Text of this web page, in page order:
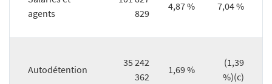
agents
829
4,87 % 7,04 %
Autodétention
35 242
362
1,69 %
(1,39
%)(c)